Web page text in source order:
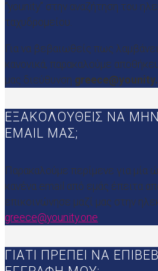
“younity” στην αναζήτηση του
ταχυδρομείου.
Για να βεβαιωθείς πως
κανονικά, παρακαλούμε
μας διεύθυνση
ΕΞΑΚΟΛΟΥΘΕΙΣ ΝΑ
EMAIL ΜΑΣ;
Παρακαλούμε περίμενε για μία
κανένα email από εμάς έπειτα
επικοινώνησε μαζί μας στην
greece@younity.one
ΓΙΑΤΙ ΠΡΕΠΕΙ ΝΑ